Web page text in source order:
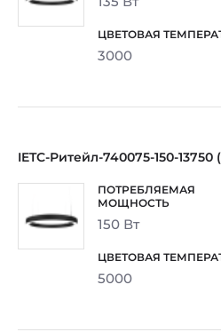
3000
IETC-Ритейл-740075-150-13750
150 Вт
5000